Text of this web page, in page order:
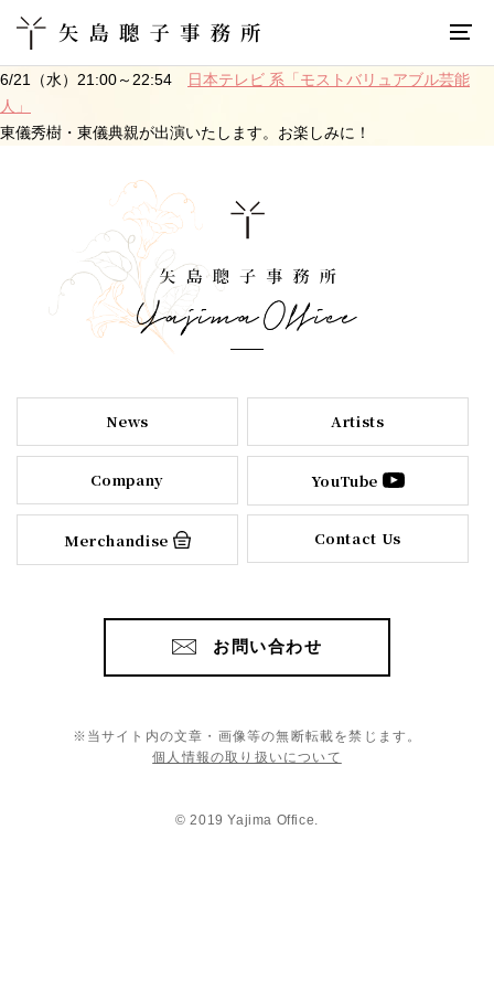
6/21（水）21:00～22:54
日本テレビ 系「モストバリュアブル芸能
人」
東儀秀樹・東儀典親が出演いたします。お楽しみに！
News Artists
Company YouTube
Merchandise Contact Us
お問い合わせ
※当サイト内の文章・画像等の無断転載を禁じます。
個人情報の取り扱いについて
© 2019 Yajima Office.